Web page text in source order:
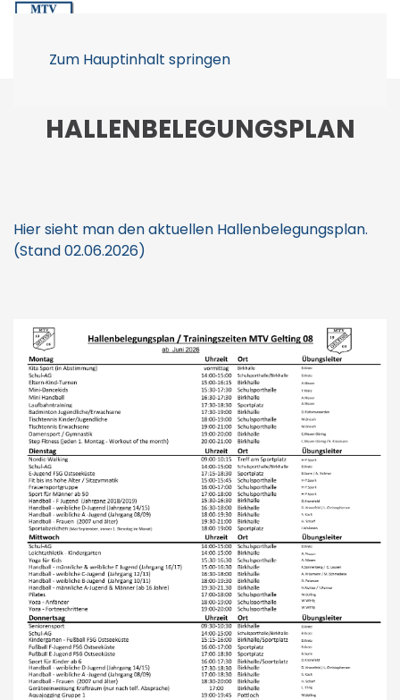
Zum Hauptinhalt springen
HALLENBELEGUNGSPLAN
Hier sieht man den aktuellen Hallenbelegungsplan.
(Stand 02.06.2026)